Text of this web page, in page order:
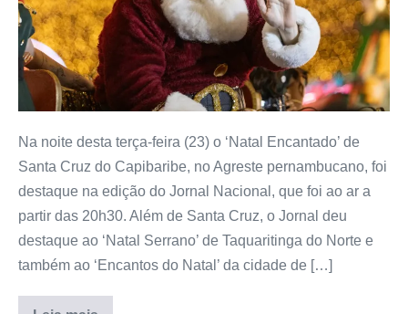
Na noite desta terça-feira (23) o ‘Natal Encantado’ de
Santa Cruz do Capibaribe, no Agreste pernambucano, foi
destaque na edição do Jornal Nacional, que foi ao ar a
partir das 20h30. Além de Santa Cruz, o Jornal deu
destaque ao ‘Natal Serrano’ de Taquaritinga do Norte e
também ao ‘Encantos do Natal’ da cidade de […]